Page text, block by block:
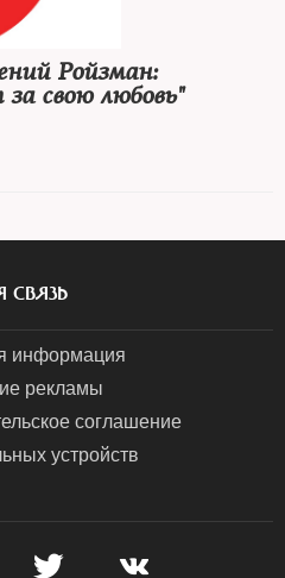
Ройзман:
свою любовь"
СВЯЗЬ
информация
рекламы
соглашение
устройств